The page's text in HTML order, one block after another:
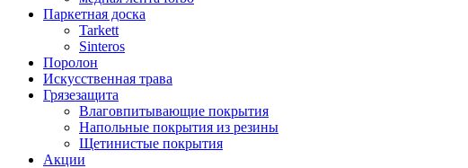
Паркетная доска
Tarkett
Sinteros
Поролон
Искусственная трава
Грязезащита
Влаговпитывающие покрытия
Напольные покрытия из резины
Щетинистые покрытия
Акции